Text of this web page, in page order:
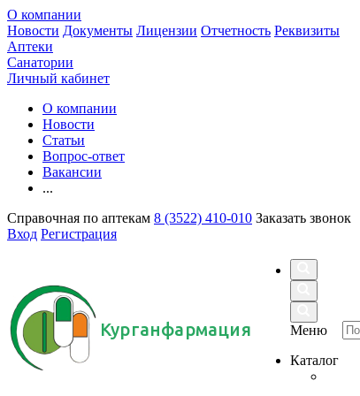
О компании
Новости Документы Лицензии Отчетность Реквизиты
Аптеки
Санатории
Личный кабинет
О компании
Новости
Статьи
Вопрос-ответ
Вакансии
...
Справочная по аптекам 8 (3522) 410-010 Заказать звонок
Вход Регистрация
Курганфармация
Меню
Каталог